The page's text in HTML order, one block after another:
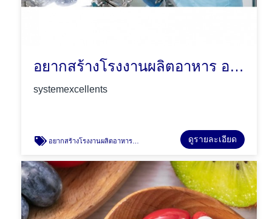
อยากสร้างโรงงานผลิตอาหาร อาหารเสริม เครื่องดื่ม เครื่องสำอาง จะเริ่มต้นอย่างไร
systemexcellents
อยากสร้างโรงงานผลิตอาหาร อาหารเสริม เครื่องดื่ม เครื่องสำอาง จะเริ่มต้นอย่างไร ดูรายละเอียด